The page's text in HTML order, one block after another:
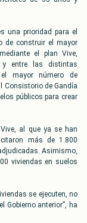
una prioridad para el
de construir el mayor
el plan Vive,
y entre las distintas
mayor número de
Consistorio de Gandía
públicos para crear
al que ya se han
más de 1.800
Asimismo,
viviendas en suelos
se ejecuten, no
Gobierno anterior”, ha